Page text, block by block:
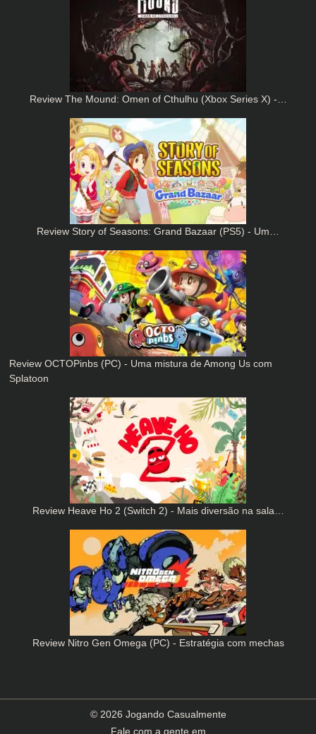
Review The Mound: Omen of Cthulhu (Xbox Series X) -…
Review Story of Seasons: Grand Bazaar (PS5) - Um…
Review OCTOPinbs (PC) - Uma mistura de Among Us com
Splatoon
Review Heave Ho 2 (Switch 2) - Mais diversão na sala…
Review Nitro Gen Omega (PC) - Estratégia com mechas
© 2026 Jogando Casualmente
Fale com a gente em